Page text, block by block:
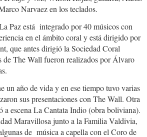
Narvaez en los teclados.
Paz está integrado por 40 músicos con
en el ámbito coral y está dirigido por
que antes dirigió la Sociedad Coral
The Wall fueron realizados por Álvaro
un año de vida y en ese tiempo tuvo varias
sus presentaciones con The Wall. Otra
a escena La Cantata Indio (obra boliviana).
Maravillosa junto a la Familia Valdivia,
de música a capella con el Coro de